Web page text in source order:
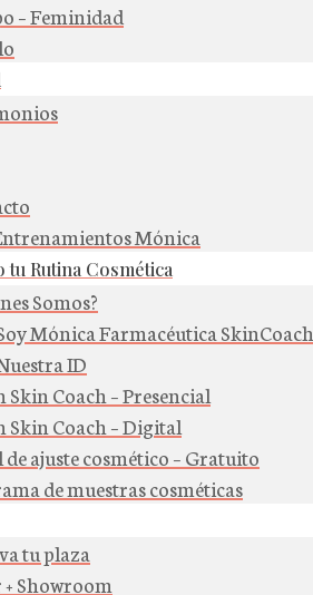
– Feminidad
Mónica
tu Rutina Cosmética
Somos?
Mónica Farmacéutica SkinCoach
ID
Skin Coach – Presencial
Skin Coach – Digital
ajuste cosmético – Gratuito
de muestras cosméticas
tu plaza
Showroom